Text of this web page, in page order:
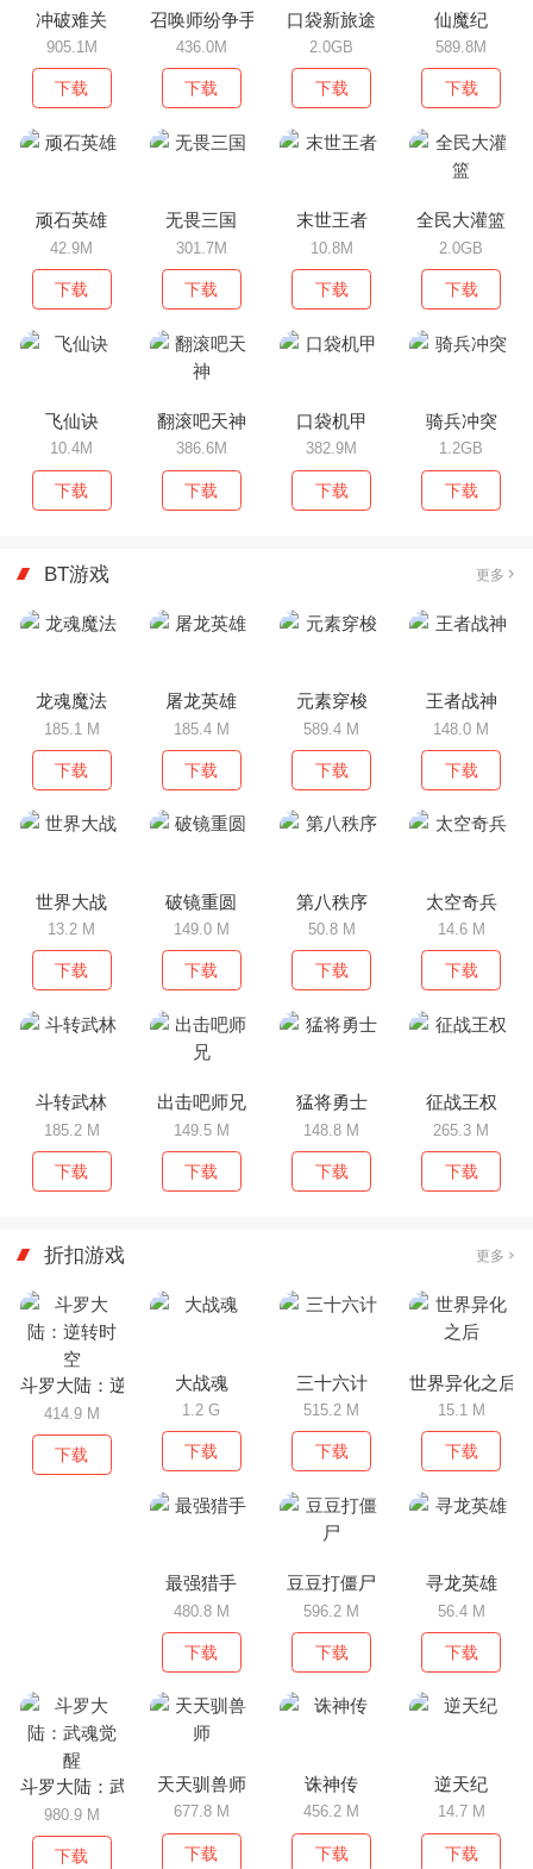
冲破难关
905.1M
下载
召唤师纷争手游版01
436.0M
下载
口袋新旅途
2.0GB
下载
仙魔纪
589.8M
下载
顽石英雄
42.9M
下载
无畏三国
301.7M
下载
末世王者
10.8M
下载
全民大灌篮
2.0GB
下载
飞仙诀
10.4M
下载
翻滚吧天神
386.6M
下载
口袋机甲
382.9M
下载
骑兵冲突
1.2GB
下载
BT游戏 更多
龙魂魔法
185.1 M
下载
屠龙英雄
185.4 M
下载
元素穿梭
589.4 M
下载
王者战神
148.0 M
下载
世界大战
13.2 M
下载
破镜重圆
149.0 M
下载
第八秩序
50.8 M
下载
太空奇兵
14.6 M
下载
斗转武林
185.2 M
下载
出击吧师兄
149.5 M
下载
猛将勇士
148.8 M
下载
征战王权
265.3 M
下载
折扣游戏 更多
斗罗大陆：逆转时空
414.9 M
下载
大战魂
1.2 G
下载
三十六计
515.2 M
下载
世界异化之后
15.1 M
下载
最强猎手
480.8 M
下载
豆豆打僵尸
596.2 M
下载
寻龙英雄
56.4 M
下载
斗罗大陆：武魂觉醒
980.9 M
下载
天天驯兽师
677.8 M
下载
诛神传
456.2 M
下载
逆天纪
14.7 M
下载